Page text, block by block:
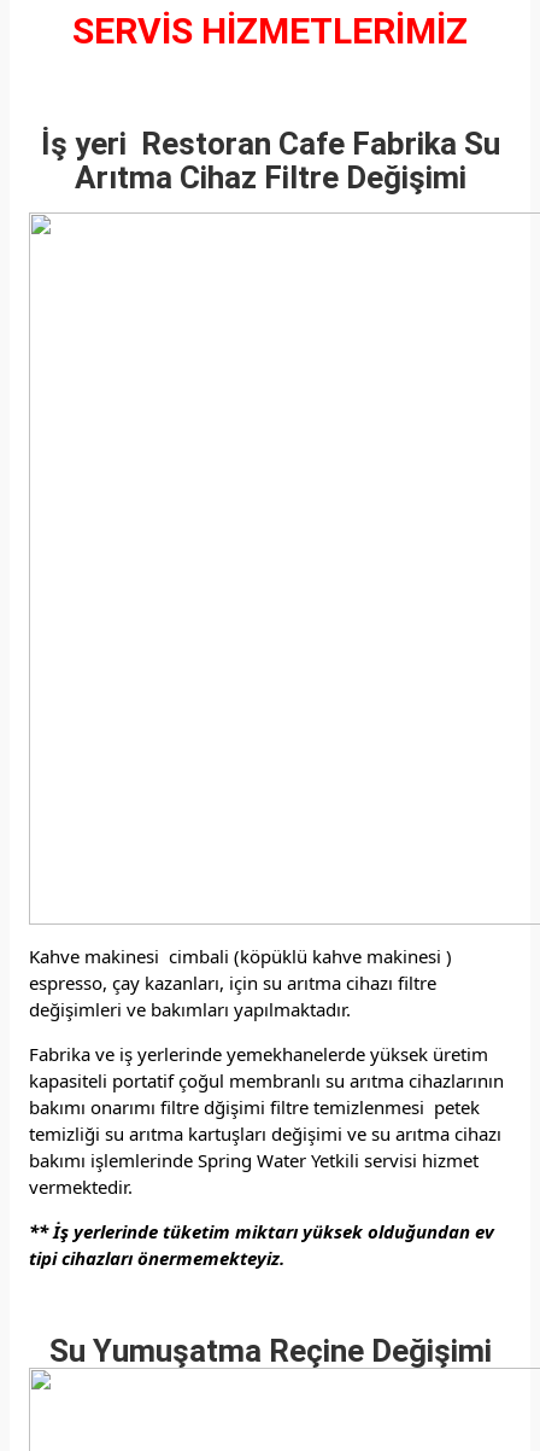
SERVİS HİZMETLERİMİZ
İş yeri Restoran Cafe Fabrika Su
Arıtma Cihaz Filtre Değişimi
Kahve makinesi cimbali (köpüklü kahve makinesi )
espresso, çay kazanları, için su arıtma cihazı filtre
değişimleri ve bakımları yapılmaktadır.
Fabrika ve iş yerlerinde yemekhanelerde yüksek üretim
kapasiteli portatif çoğul membranlı su arıtma cihazlarının
bakımı onarımı filtre dğişimi filtre temizlenmesi petek
temizliği su arıtma kartuşları değişimi ve su arıtma cihazı
bakımı işlemlerinde Spring Water Yetkili servisi hizmet
vermektedir.
** İş yerlerinde tüketim miktarı yüksek olduğundan ev
tipi cihazları önermemekteyiz.
Su Yumuşatma Reçine Değişimi